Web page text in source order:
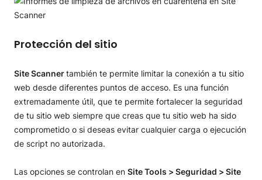
Protección del sitio
Site Scannertambién te permite limitar la conexión a tu sitio
web desde diferentes puntos de acceso. Es una función
extremadamente útil, que te permite fortalecer la seguridad
de tu sitio web siempre que creas que tu sitio web ha sido
comprometido o si deseas evitar cualquier carga o ejecución
de script no autorizada.
Las opciones se controlan en Site Tools > Seguridad > Site